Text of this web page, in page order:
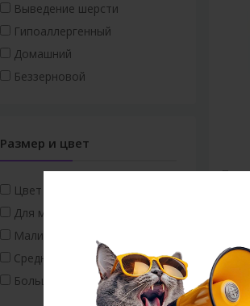
Выведение шерсти
Гипоаллергенный
Домашний
Беззерновой
Размер и цвет
Цвет для женского пола
Для мужского пола
Малинкий размер
Средний размер
Большой размер